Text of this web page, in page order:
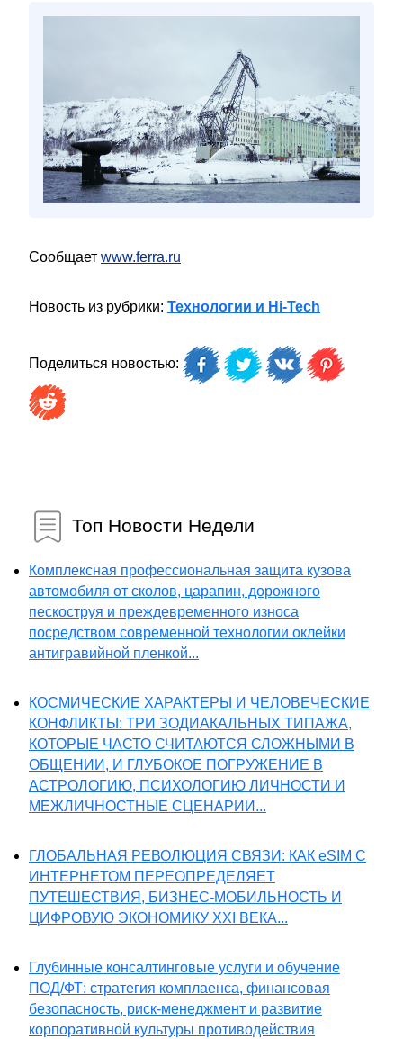
Сообщает www.ferra.ru
Новость из рубрики: Технологии и Hi-Tech
Поделиться новостью:
Топ Новости Недели
Комплексная профессиональная защита кузова
автомобиля от сколов, царапин, дорожного
пескоструя и преждевременного износа
посредством современной технологии оклейки
антигравийной пленкой...
КОСМИЧЕСКИЕ ХАРАКТЕРЫ И ЧЕЛОВЕЧЕСКИЕ
КОНФЛИКТЫ: ТРИ ЗОДИАКАЛЬНЫХ ТИПАЖА,
КОТОРЫЕ ЧАСТО СЧИТАЮТСЯ СЛОЖНЫМИ В
ОБЩЕНИИ, И ГЛУБОКОЕ ПОГРУЖЕНИЕ В
АСТРОЛОГИЮ, ПСИХОЛОГИЮ ЛИЧНОСТИ И
МЕЖЛИЧНОСТНЫЕ СЦЕНАРИИ...
ГЛОБАЛЬНАЯ РЕВОЛЮЦИЯ СВЯЗИ: КАК eSIM С
ИНТЕРНЕТОМ ПЕРЕОПРЕДЕЛЯЕТ
ПУТЕШЕСТВИЯ, БИЗНЕС-МОБИЛЬНОСТЬ И
ЦИФРОВУЮ ЭКОНОМИКУ XXI ВЕКА...
Глубинные консалтинговые услуги и обучение
ПОД/ФТ: стратегия комплаенса, финансовая
безопасность, риск-менеджмент и развитие
корпоративной культуры противодействия